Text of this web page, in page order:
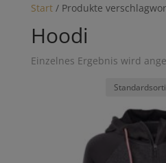
Start/ Produkte
Hoodi
Einzelnes Ergebnis wird